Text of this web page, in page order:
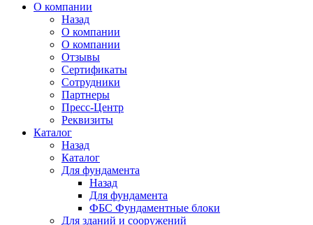
О компании
Назад
О компании
О компании
Отзывы
Сертификаты
Сотрудники
Партнеры
Пресс-Центр
Реквизиты
Каталог
Назад
Каталог
Для фундамента
Назад
Для фундамента
ФБС Фундаментные блоки
Для зданий и сооружений